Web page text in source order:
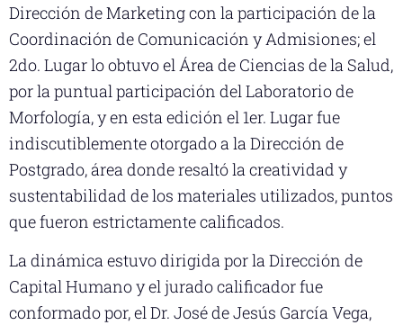
Dirección de Marketing con la participación de la
Coordinación de Comunicación y Admisiones; el
2do. Lugar lo obtuvo el Área de Ciencias de la Salud,
por la puntual participación del Laboratorio de
Morfología, y en esta edición el 1er. Lugar fue
indiscutiblemente otorgado a la Dirección de
Postgrado, área donde resaltó la creatividad y
sustentabilidad de los materiales utilizados, puntos
que fueron estrictamente calificados.
La dinámica estuvo dirigida por la Dirección de
Capital Humano y el jurado calificador fue
conformado por, el Dr. José de Jesús García Vega,